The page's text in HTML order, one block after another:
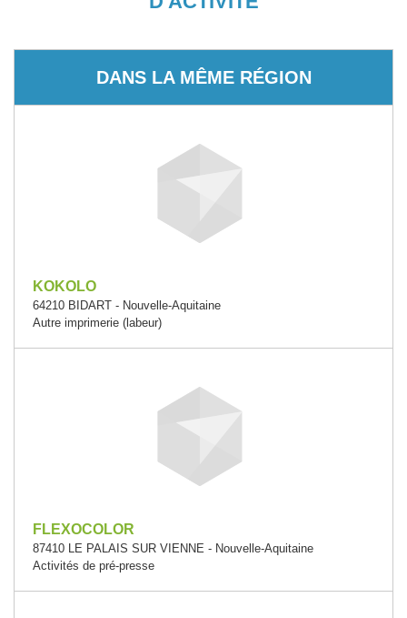
DANS LA MÊME RÉGION
KOKOLO
64210 BIDART - Nouvelle-Aquitaine
Autre imprimerie (labeur)
FLEXOCOLOR
87410 LE PALAIS SUR VIENNE - Nouvelle-Aquitaine
Activités de pré-presse